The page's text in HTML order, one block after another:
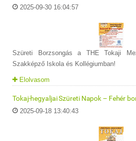
2025-09-30 16:04:57
Szüreti Borzsongás a THE Tokaji
Szakképző Iskola és Kollégiumban!
Elolvasom
Tokaj-hegyaljai Szüreti Napok – Fehér
2025-09-18 13:40:43